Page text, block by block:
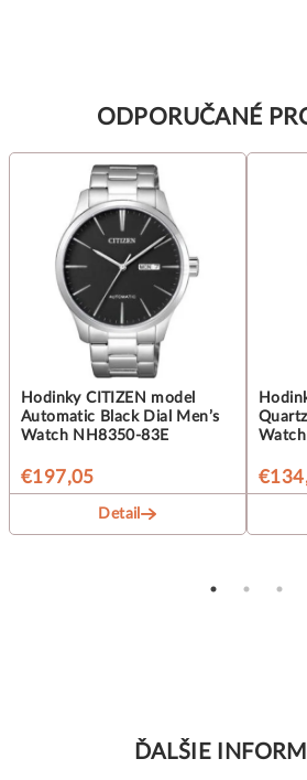
ODPORUČANÉ
Hodinky CITIZEN model
Automatic Black Dial Men’s
Watch NH8350-83E
€197,05
Detail
ĎALŠIE